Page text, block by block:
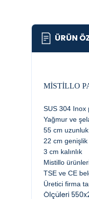
ÜRÜN
MİSTİLLO
SUS 304 Inox
Yağmur ve
55 cm uzunluk
22 cm genişlik
3 cm kalınlık
Mistillo
TSE ve CE
Üretici firma
Ölçüleri